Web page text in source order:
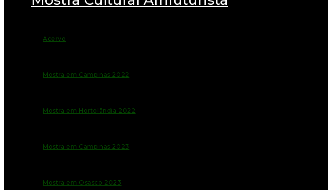
Acervo
Mostra em Campinas 2022
Mostra em Hortolândia 2022
Mostra em Campinas 2023
Mostra em Osasco 2023